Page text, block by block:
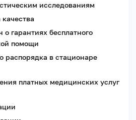
исследованиям
гарантиях бесплатного
помощи
распорядка в стационаре
платных медицинских услуг